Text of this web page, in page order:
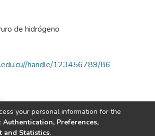
de hidrógeno
handle/123456789/86
your personal information for the
Authentication, Preferences,
and Statistics.